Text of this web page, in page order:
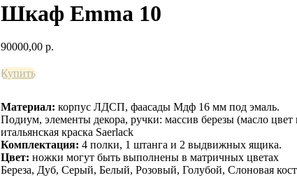
Шкаф Emma 10
90000,00 р.
Купить
Материал: корпус ЛДСП, фaасады Мдф 16 мм под эмаль.
Подиум, элементы декора, ручки: массив березы (масло цвет
итальянская краска Saerlack
Комплектация: 4 полки, 1 штанга и 2 выдвижных ящика.
Цвет: ножки могут быть выполнены в матричных цветах
Береза, Дуб, Серый, Белый, Розовый, Голубой, Слоновая